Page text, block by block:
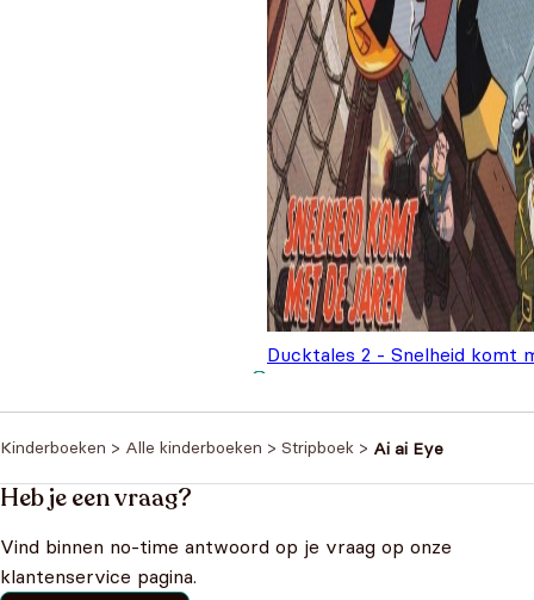
Ducktales 2 - Snelheid komt
Kinderboeken > Alle kinderboeken > Stripboek > Ai ai Eye
Heb je een vraag?
Vind binnen no-time antwoord op je vraag op onze
klantenservice pagina.